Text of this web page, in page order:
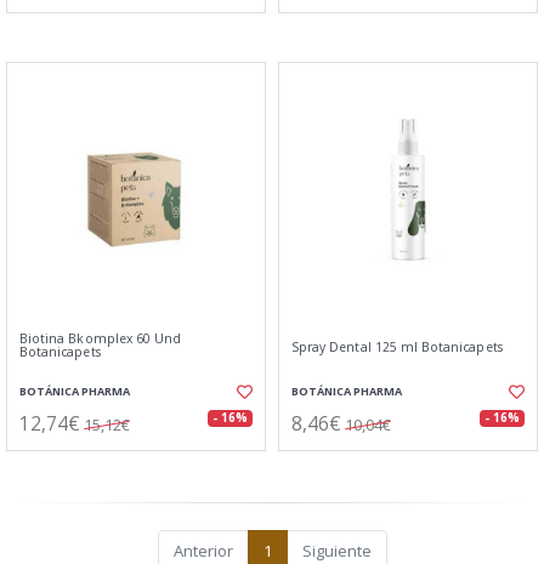
Biotina Bkomplex 60 Und
Botanicapets
BOTÁNICA PHARMA
12,74€ 15,12€ - 16%
Spray Dental 125 ml Botanicapets
BOTÁNICA PHARMA
8,46€ 10,04€ - 16%
Anterior 1 Siguiente